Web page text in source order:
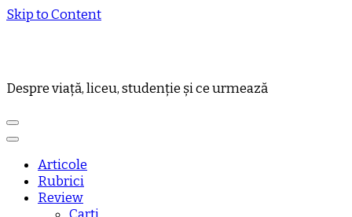
Skip to Content
Despre viață, liceu, studenție și ce urmează
Articole
Rubrici
Review